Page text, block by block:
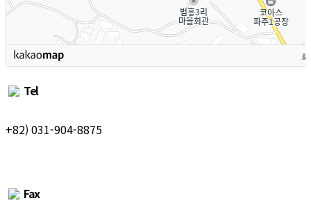
로
Tel
+82) 031-904-8875
Fax